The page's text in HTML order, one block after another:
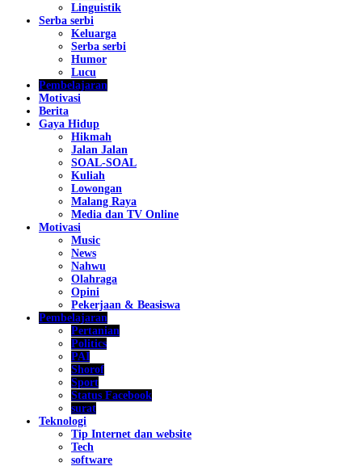
Linguistik
Serba serbi
Keluarga
Serba serbi
Humor
Lucu
Pembelajaran
Motivasi
Berita
Gaya Hidup
Hikmah
Jalan Jalan
SOAL-SOAL
Kuliah
Lowongan
Malang Raya
Media dan TV Online
Motivasi
Music
News
Nahwu
Olahraga
Opini
Pekerjaan & Beasiswa
Pembelajaran
Pertanian
Politics
PAI
Shorof
Sport
Status Facebook
surat
Teknologi
Tip Internet dan website
Tech
software